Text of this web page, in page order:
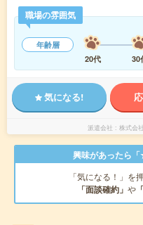
職場の雰囲気
年齢層
20代
30
気になる!
派遣会社 株式会
興味があったら
「気になる！」を
「面談確約」 や